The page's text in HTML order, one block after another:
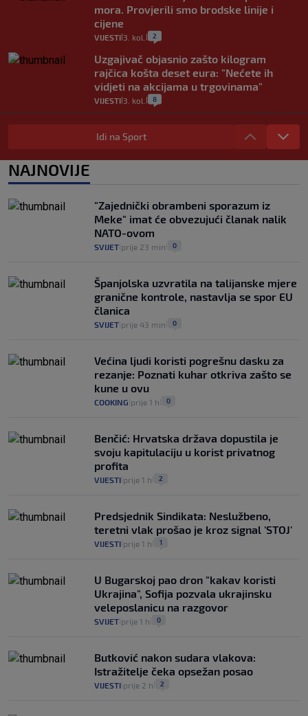
mora. Provjerili smo brodske linije i
cijene
VIJESTI 3. kol. 2
Uzgajivač objasnio zašto kilogram
rajčica košta deset eura: "Nećete ih
vidjeti na akcijama u trgovinama"
VIJESTI 3. kol. 8
Selidba je jedno od stresnijih iskustava.
Evo aktualnih cijena i nekoliko savjeta
0
automobilom na Hvar iz Zagreba, a
koliko iz Osijeka
14
Idi na Sport
NAJNOVIJE
"Zajednički obrambeni sporazum iz
Meke" imat će obvezujući članak nalik
NATO-ovom
SVIJET prije 23 min 0
Španjolska uzvratila na talijanske mjere
granične kontrole, nastavlja se spor EU
članica
SVIJET prije 43 min 0
Većina ljudi koristi pogrešnu dasku za
rezanje: Poznati kuhar otkriva zašto se
kune u ovu
COOKING prije 1 h 0
Benčić: Hrvatska država dopustila je
svoju kapitulaciju u korist privatnog
profita
VIJESTI prije 1 h 2
Predsjednik Sindikata: Neslužbeno,
teretni vlak prošao je kroz signal 'STOJ'
VIJESTI prije 1 h 1
U Bugarskoj pao dron "kakav koristi
Ukrajina", Sofija pozvala ukrajinsku
veleposlanicu na razgovor
SVIJET prije 1 h 0
Butković nakon sudara vlakova:
Istražitelje čeka opsežan posao
VIJESTI prije 2 h 2